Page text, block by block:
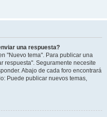
una respuesta?
"Nuevo tema". Para publicar una
respuesta". Seguramente necesite
Abajo de cada foro encontrará
Puede publicar nuevos temas,